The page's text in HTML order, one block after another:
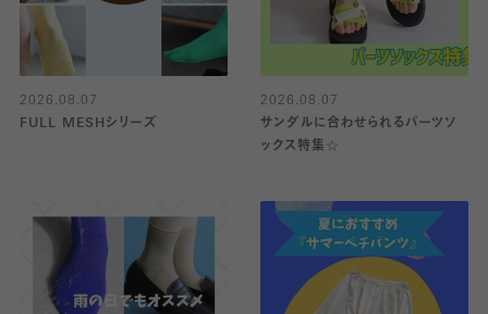
2026.08.07
FULL MESHシリーズ
2026.08.07
サンダルに合わせられるパーツソ
ックス特集☆